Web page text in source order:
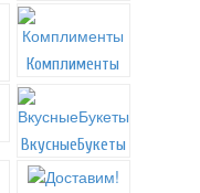
Комплименты
ВкусныеБукеты